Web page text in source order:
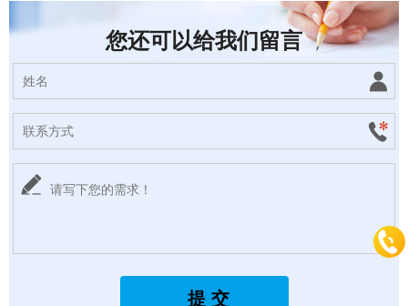
您还可以给我们留言